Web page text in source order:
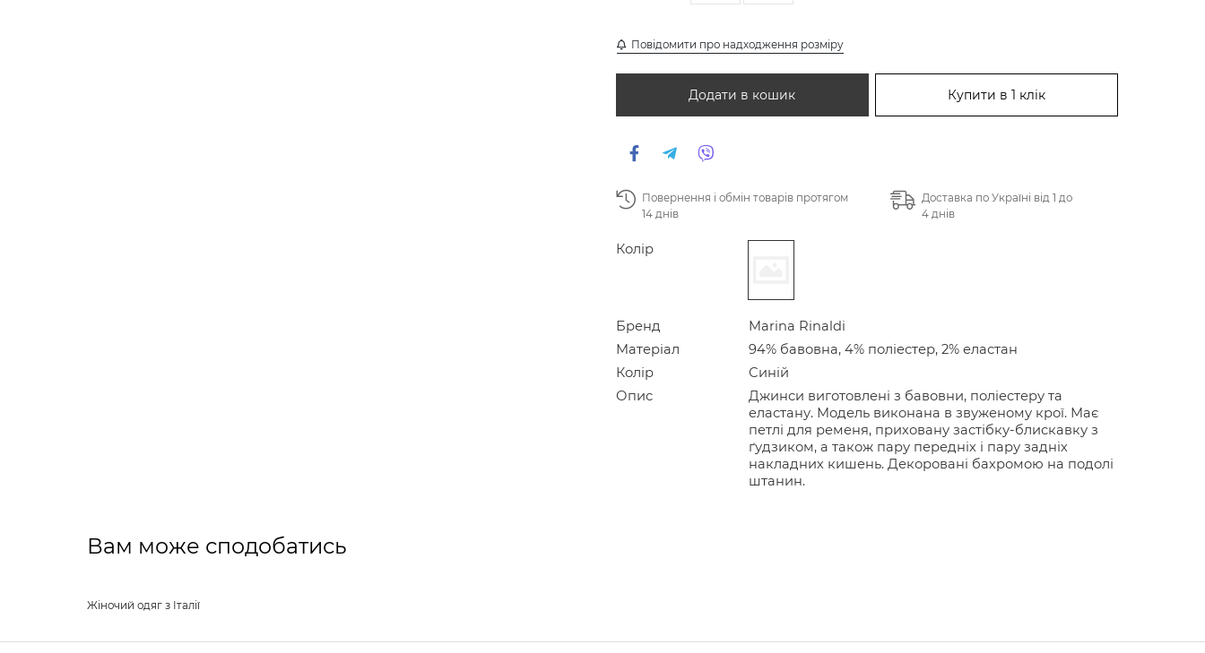
Повідомити про надходження розміру
Додати в кошик Купити в 1 клік
Повернення і обмін товарів протягом
14 днів
Доставка по Україні від 1 до
4 днів
Колір
Бренд
Marina Rinaldi
Матеріал
94% бавовна, 4% поліестер, 2% еластан
Колір
Синій
Опис
Джинси виготовлені з бавовни, поліестеру та
еластану. Модель виконана в звуженому крої. Має
петлі для ременя, приховану застібку-блискавку з
ґудзиком, а також пару передніх і пару задніх
накладних кишень. Декоровані бахромою на подолі
штанин.
Вам може сподобатись
Жіночий одяг з Італії